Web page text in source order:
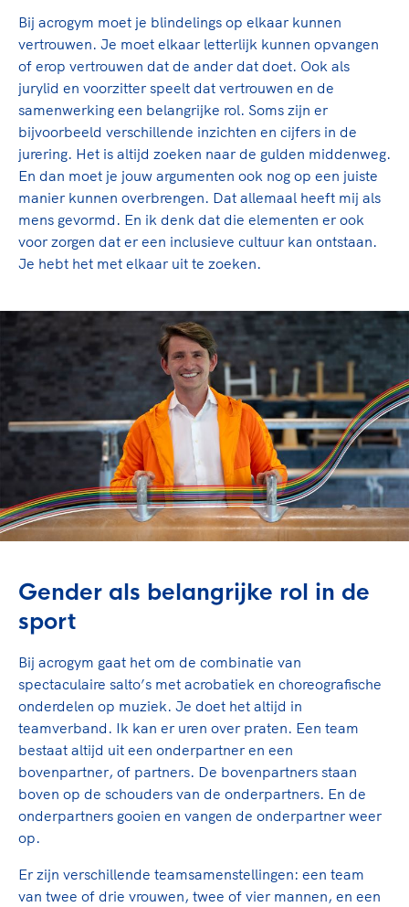
Lees verder
Bij acrogym moet je blindelings op elkaar kunnen
vertrouwen. Je moet elkaar letterlijk kunnen opvangen
of erop vertrouwen dat de ander dat doet. Ook als
jurylid en voorzitter speelt dat vertrouwen en de
samenwerking een belangrijke rol. Soms zijn er
bijvoorbeeld verschillende inzichten en cijfers in de
jurering. Het is altijd zoeken naar de gulden middenweg.
En dan moet je jouw argumenten ook nog op een juiste
manier kunnen overbrengen. Dat allemaal heeft mij als
mens gevormd. En ik denk dat die elementen er ook
voor zorgen dat er een inclusieve cultuur kan ontstaan.
Je hebt het met elkaar uit te zoeken.
Gender als belangrijke rol in de
sport
Bij acrogym gaat het om de combinatie van
spectaculaire salto’s met acrobatiek en choreografische
onderdelen op muziek. Je doet het altijd in
teamverband. Ik kan er uren over praten. Een team
bestaat altijd uit een onderpartner en een
bovenpartner, of partners. De bovenpartners staan
boven op de schouders van de onderpartners. En de
onderpartners gooien en vangen de onderpartner weer
op.
Er zijn verschillende teamsamenstellingen: een team
van twee of drie vrouwen, twee of vier mannen, en een